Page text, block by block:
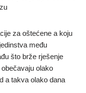
za oštećene a koju
među
što brže rješenje
olako
a takva olako dana